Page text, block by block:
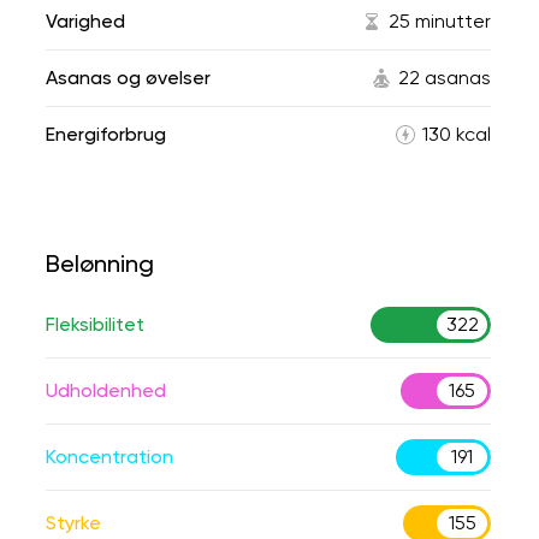
Varighed 25 minutter
Asanas og øvelser 22 asanas
Energiforbrug 130 kcal
Belønning
Fleksibilitet 322
Udholdenhed 165
Koncentration 191
Styrke 155